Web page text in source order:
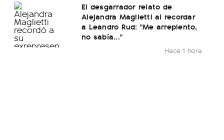
El desgarrador relato de
Alejandra Maglietti al recordar
a Leandro Rud: "Me arrepiento,
no sabía..."
Hace 1 hora